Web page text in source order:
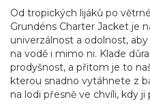
Od tropických lijáků po
Grundéns Charter Jacket je
univerzálnost a odolnost,
na vodě i mimo ni. Klade
prodyšnost, a přitom je to
kterou snadno vytáhnete z
na lodi přesně ve chvíli, kdy